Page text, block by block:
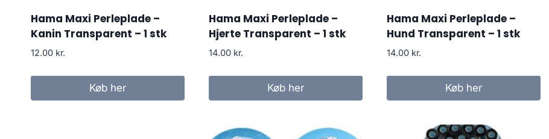
Hama Maxi Perleplade –
Kanin Transparent – 1 stk
12.00 kr.
Køb her
Hama Maxi Perleplade –
Hjerte Transparent – 1 stk
14.00 kr.
Køb her
Hama Maxi Perleplade –
Hund Transparent – 1 stk
14.00 kr.
Køb her